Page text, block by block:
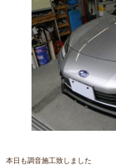
本日も調音施工致しました